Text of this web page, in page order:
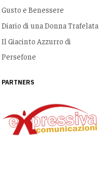
Gusto e Benessere
Diario di una Donna Trafelata
Il Giacinto Azzurro di
Persefone
PARTNERS